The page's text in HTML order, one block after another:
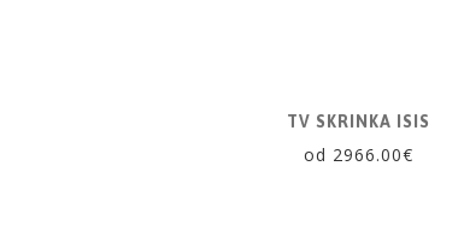
TV SKRINKA ISIS
od 2966.00€